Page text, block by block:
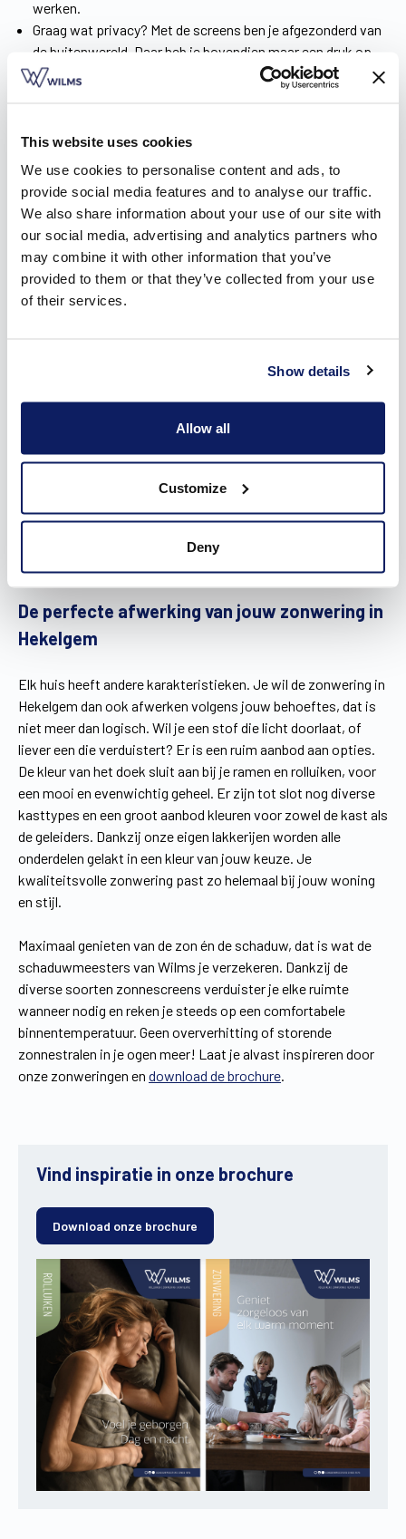
This website uses cookies
We use cookies to personalise content and ads, to
provide social media features and to analyse our traffic.
We also share information about your use of our site with
our social media, advertising and analytics partners who
may combine it with other information that you’ve
provided to them or that they’ve collected from your use
of their services.
Show details
Allow all
Customize
Deny
werken.
Graag wat privacy? Met de screens ben je afgezonderd van
de buitenwereld. Daar heb je bovendien maar een druk op
de knop voor nodig.
Al onze zonnescreens zijn elektronisch aangedreven. Kies
ultieme gebruiksgemak met een draadloze bediening via
Over hinderlijke beestjes die overdag of ’s nachts
binnenkomen, hoef je je geen zorgen te maken. Onze
screens zijn allemaal insectenwerend.
In de
kom je alles te weten over onze
screens. Download ‘m nu!
De perfecte afwerking van jouw zonwering in
Hekelgem
Elk huis heeft andere karakteristieken. Je wil de zonwering in
Hekelgem dan ook afwerken volgens jouw behoeftes, dat is
niet meer dan logisch. Wil je een stof die licht doorlaat, of
liever een die verduistert? Er is een ruim aanbod aan opties.
De kleur van het doek sluit aan bij je ramen en rolluiken, voor
een mooi en evenwichtig geheel. Er zijn tot slot nog diverse
kasttypes en een groot aanbod kleuren voor zowel de kast als
de geleiders. Dankzij onze eigen lakkerijen worden alle
onderdelen gelakt in een kleur van jouw keuze. Je
kwaliteitsvolle zonwering past zo helemaal bij jouw woning
en stijl.
Maximaal genieten van de zon én de schaduw, dat is wat de
schaduwmeesters van Wilms je verzekeren. Dankzij de
diverse soorten zonnescreens verduister je elke ruimte
wanneer nodig en reken je steeds op een comfortabele
binnentemperatuur. Geen oververhitting of storende
zonnestralen in je ogen meer! Laat je alvast inspireren door
onze zonweringen en download de brochure.
Vind inspiratie in onze brochure
Download onze brochure